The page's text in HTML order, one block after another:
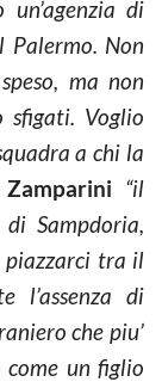
di
Non
ma non
Voglio
a chi la
Zamparini “il
Sampdoria,
piazzarci tra il
l’assenza di
che piu’
come un figlio